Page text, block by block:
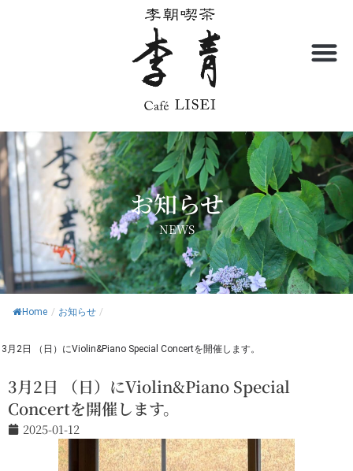
お知らせ
NEWS
Home / お知らせ /
3月2日 （日）にViolin&Piano Special Concertを開催します。
3月2日 （日）にViolin&Piano Special
Concertを開催します。
2025-01-12